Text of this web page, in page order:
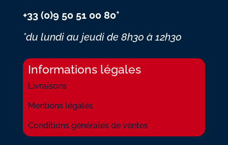
+33 (0)9 50 51 00 80*
*du lundi au jeudi de 8h30 à 12h30
Informations légales
Livraisons
Mentions légales
Conditions générales de ventes